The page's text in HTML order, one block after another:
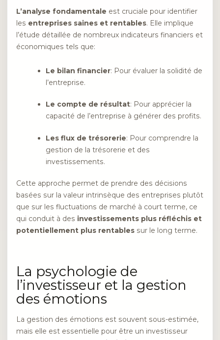
L’analyse fondamentale est cruciale pour identifier
les entreprises saines et rentables. Elle implique
l’étude détaillée de nombreux indicateurs financiers et
économiques tels que:
Le bilan financier: Pour évaluer la solidité de
l’entreprise.
Le compte de résultat: Pour apprécier la
capacité de l’entreprise à générer des profits.
Les flux de trésorerie: Pour comprendre la
gestion de la trésorerie et des
investissements.
Cette approche permet de prendre des décisions
basées sur la valeur intrinsèque des entreprises plutôt
que sur les fluctuations de marché à court terme, ce
qui conduit à des investissements plus réfléchis et
potentiellement plus rentables sur le long terme.
La psychologie de
l’investisseur et la gestion
des émotions
La gestion des émotions est souvent sous-estimée,
mais elle est essentielle pour être un investisseur